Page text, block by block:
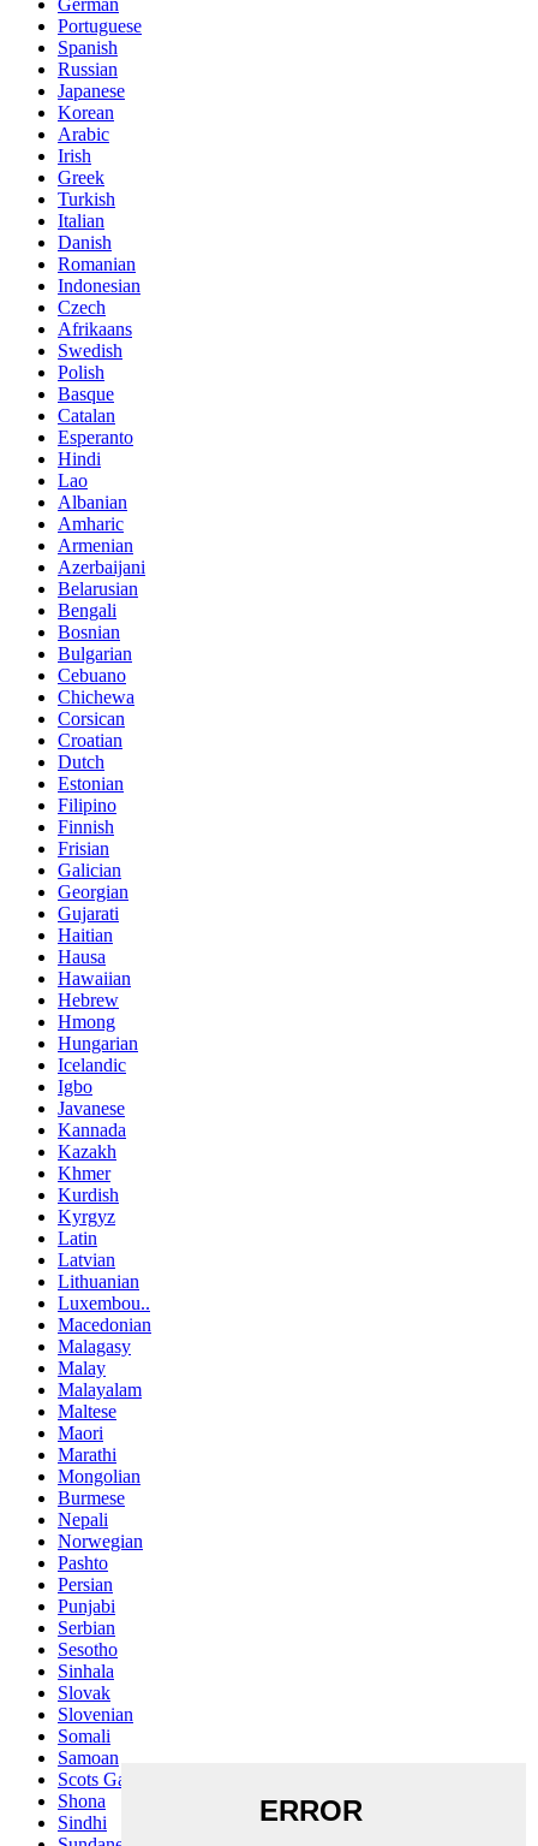
German
Portuguese
Spanish
Russian
Japanese
Korean
Arabic
Irish
Greek
Turkish
Italian
Danish
Romanian
Indonesian
Czech
Afrikaans
Swedish
Polish
Basque
Catalan
Esperanto
Hindi
Lao
Albanian
Amharic
Armenian
Azerbaijani
Belarusian
Bengali
Bosnian
Bulgarian
Cebuano
Chichewa
Corsican
Croatian
Dutch
Estonian
Filipino
Finnish
Frisian
Galician
Georgian
Gujarati
Haitian
Hausa
Hawaiian
Hebrew
Hmong
Hungarian
Icelandic
Igbo
Javanese
Kannada
Kazakh
Khmer
Kurdish
Kyrgyz
Latin
Latvian
Lithuanian
Luxembou..
Macedonian
Malagasy
Malay
Malayalam
Maltese
Maori
Marathi
Mongolian
Burmese
Nepali
Norwegian
Pashto
Persian
Punjabi
Serbian
Sesotho
Sinhala
Slovak
Slovenian
Somali
Samoan
Scots Gaelic
Shona
Sindhi